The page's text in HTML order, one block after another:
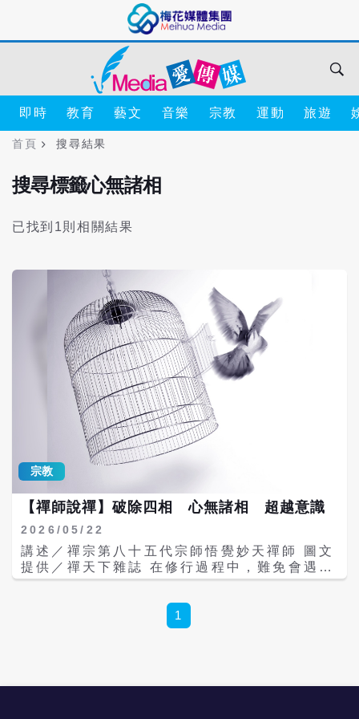
即時 教育 藝文 音樂 宗教 運動 旅遊
首頁 搜尋結果
搜尋標籤心無諸相
已找到1則相關結果
宗教
【禪師說禪】破除四相 心無諸相 超越意識
2026/05/22
講述／禪宗第八十五代宗師悟覺妙天禪師 圖文
提供／禪天下雜誌 在修行過程中，難免會遇到
許多意識的障礙，因為在修行的階段都是「眾
及很多的障礙。這些障礙來自於意識，也就是
偏見，而偏見往往又是由執著所造成，因此
1